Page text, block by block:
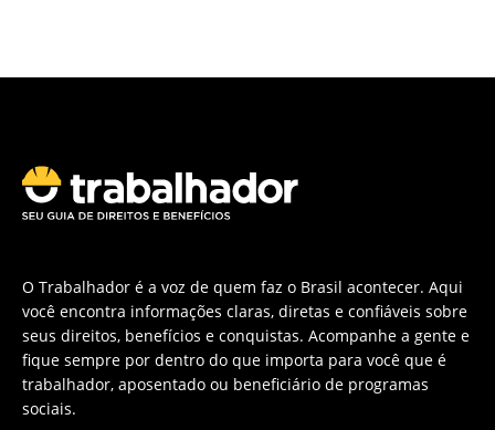
O Trabalhador é a voz de quem faz o Brasil acontecer. Aqui
você encontra informações claras, diretas e confiáveis sobre
seus direitos, benefícios e conquistas. Acompanhe a gente e
fique sempre por dentro do que importa para você que é
trabalhador, aposentado ou beneficiário de programas
sociais.